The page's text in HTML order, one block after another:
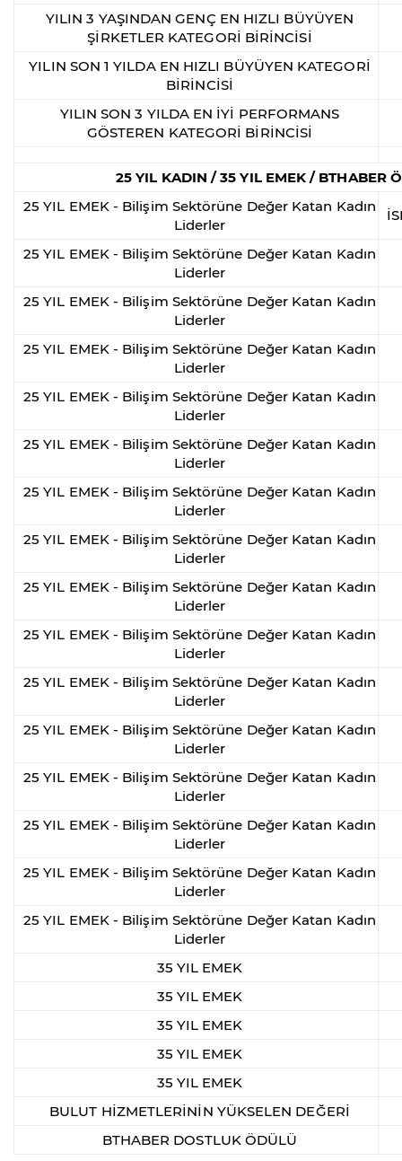
YILIN 3 YAŞINDAN GENÇ EN HIZLI BÜYÜYEN
ŞİRKETLER KATEGORİ BİRİNCİSİ
YILIN SON 1 YILDA EN HIZLI BÜYÜYEN KATEGORİ
BİRİNCİSİ
YILIN SON 3 YILDA EN İYİ PERFORMANS
GÖSTEREN KATEGORİ BİRİNCİSİ
25 YIL KADIN / 35 YIL EMEK / BTHABER
25 YIL EMEK - Bilişim Sektörüne Değer Katan Kadın
Liderler
25 YIL EMEK - Bilişim Sektörüne Değer Katan Kadın
Liderler
25 YIL EMEK - Bilişim Sektörüne Değer Katan Kadın
Liderler
25 YIL EMEK - Bilişim Sektörüne Değer Katan Kadın
Liderler
25 YIL EMEK - Bilişim Sektörüne Değer Katan Kadın
Liderler
25 YIL EMEK - Bilişim Sektörüne Değer Katan Kadın
Liderler
25 YIL EMEK - Bilişim Sektörüne Değer Katan Kadın
Liderler
25 YIL EMEK - Bilişim Sektörüne Değer Katan Kadın
Liderler
25 YIL EMEK - Bilişim Sektörüne Değer Katan Kadın
Liderler
25 YIL EMEK - Bilişim Sektörüne Değer Katan Kadın
Liderler
25 YIL EMEK - Bilişim Sektörüne Değer Katan Kadın
Liderler
25 YIL EMEK - Bilişim Sektörüne Değer Katan Kadın
Liderler
25 YIL EMEK - Bilişim Sektörüne Değer Katan Kadın
Liderler
25 YIL EMEK - Bilişim Sektörüne Değer Katan Kadın
Liderler
25 YIL EMEK - Bilişim Sektörüne Değer Katan Kadın
Liderler
25 YIL EMEK - Bilişim Sektörüne Değer Katan Kadın
Liderler
35 YIL EMEK
35 YIL EMEK
35 YIL EMEK
35 YIL EMEK
35 YIL EMEK
BULUT HİZMETLERİNİN YÜKSELEN DEĞERİ
BTHABER DOSTLUK ÖDÜLÜ